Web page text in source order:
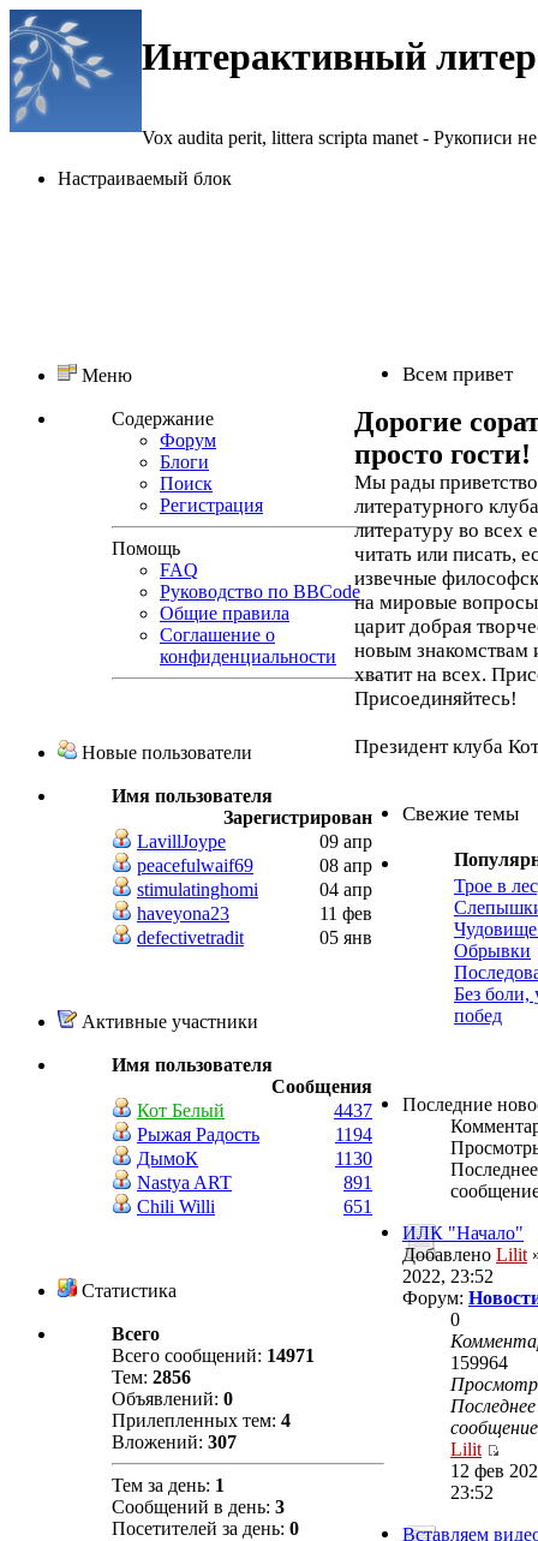
Интерактивный
Vox audita perit, littera scripta manet - Рукописи не
Настраиваемый блок
Меню
Содержание
Форум
Блоги
Поиск
Регистрация
Помощь
FAQ
Руководство по BBCode
Общие правила
Соглашение о
конфиденциальности
Новые пользователи
Имя пользователя
Зарегистрирован
LavillJoype
09 апр
peacefulwaif69
08 апр
stimulatinghomi
04 апр
haveyona23
11 фев
defectivetradit
05 янв
Активные участники
Имя пользователя
Сообщения
Кот Белый
4437
Рыжая Радость
1194
ДымоК
1130
Nastya ART
891
Chili Willi
651
Статистика
Всего
Всего сообщений: 14971
Тем: 2856
Объявлений: 0
Прилепленных тем: 4
Вложений: 307
Тем за день: 1
Сообщений в день: 3
Посетителей за день: 0
Всем привет
Дорогие
просто гости!
Мы рады
литературного
литературу во всех
читать или писать,
извечные
на мировые
царит добрая
новым знакомствам
хватит на всех.
Присоединяйтесь!
Президент клуба
Свежие темы
Трое в
Обрывки
Без боли,
побед
Последние
Последнее
ИЛК "Начало"
Добавлено Lilit
2022, 23:52
Форум:
0
159964
Последнее
сообщение
Lilit
12 фев
23:52
Вставляем